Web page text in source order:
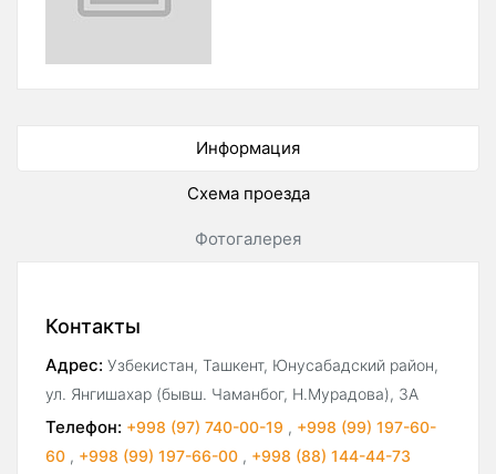
Информация
Схема проезда
Фотогалерея
Контакты
Адрес: Узбекистан, Ташкент, Юнусабадский район,
ул. Янгишахар (бывш. Чаманбог, Н.Мурадова), 3А
Телефон: +998 (97) 740-00-19 , +998 (99) 197-60-
60 , +998 (99) 197-66-00 , +998 (88) 144-44-73